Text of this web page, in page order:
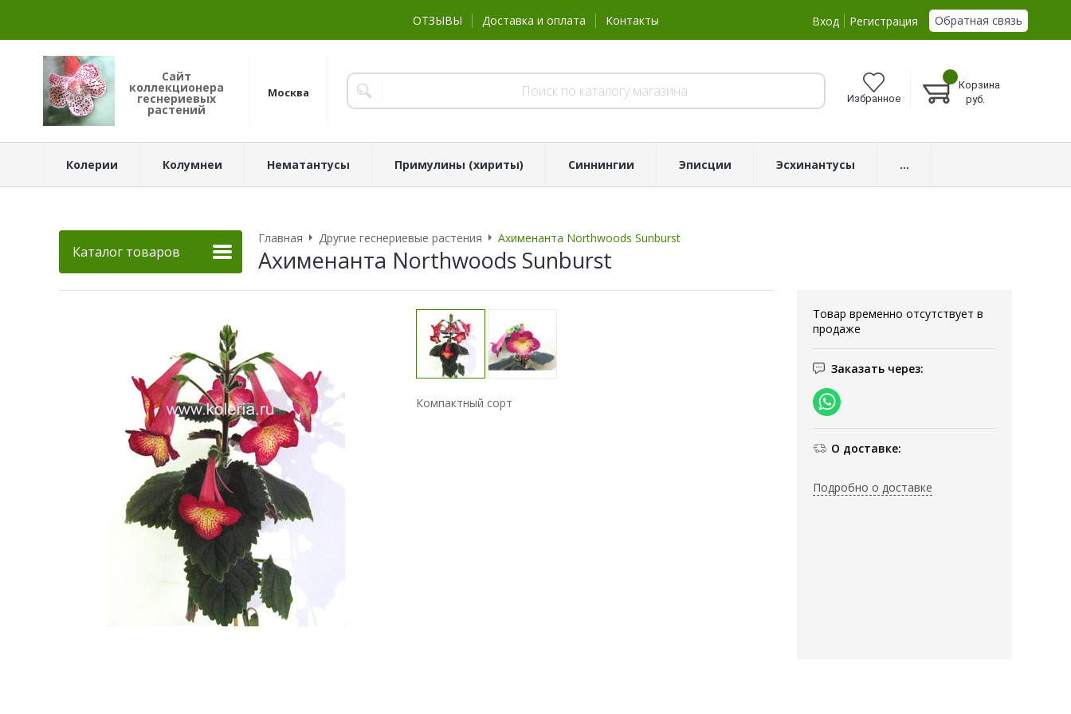
ОТЗЫВЫ Доставка и оплата Контакты Вход Регистрация Обратная связь
Сайт
коллекционера
геснериевых
растений
Москва Избранное
Корзина
руб.
Колерии Колумнеи Нематантусы Примулины (хириты) Синнингии Эписции Эсхинантусы ...
Каталог товаров
Главная Другие геснериевые растения Ахименанта Northwoods Sunburst
Ахименанта Northwoods Sunburst
Товар временно отсутствует в
продаже
Заказать через:
О доставке:
Подробно о доставке
Компактный сорт